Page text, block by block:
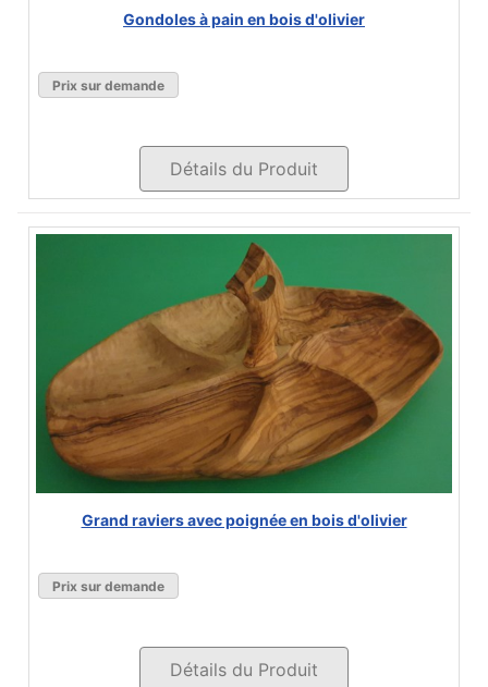
Gondoles à pain en bois d'olivier
Prix sur demande
Détails du Produit
Grand raviers avec poignée en bois d'olivier
Prix sur demande
Détails du Produit